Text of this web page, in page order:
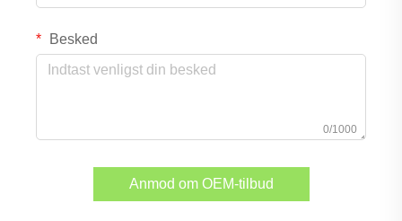
Besked
0/1000
Anmod om OEM-tilbud